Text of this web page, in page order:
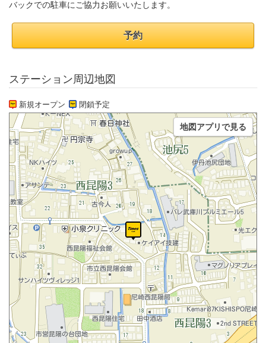
バックでの駐車にご協力お願いいたします。
予約
ステーション周辺地図
新規オープン 閉鎖予定
地図アプリで見る